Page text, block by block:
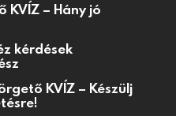
KVÍZ – Hány jó
kérdések
KVÍZ – Készülj